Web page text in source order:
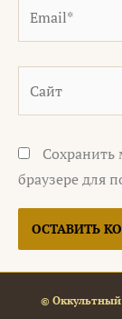
Сохранить
браузере для
© Оккультный